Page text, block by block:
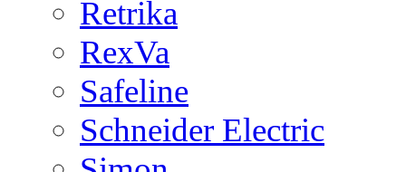
Retrika
RexVa
Safeline
Schneider Electric